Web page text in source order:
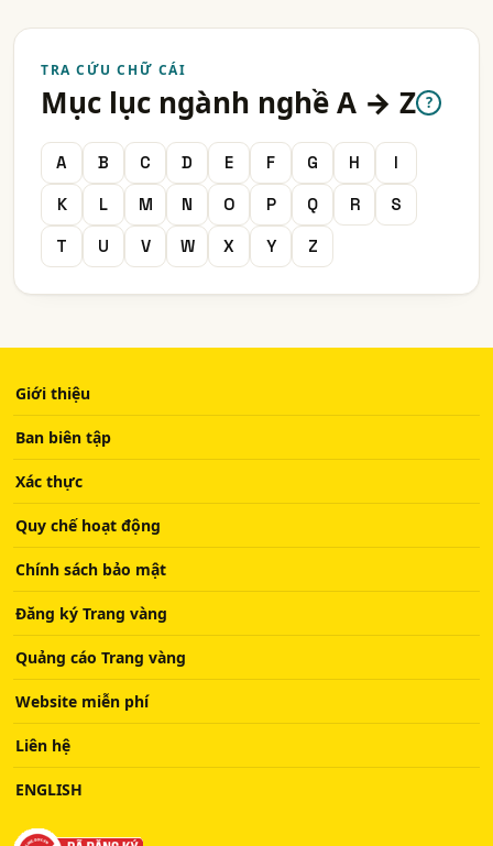
TRA CỨU CHỮ CÁI
Mục lục ngành nghề A → Z ?
A B C D E F G H
I
K
L M N O P Q R
S
T
U V W X Y Z
Giới thiệu
Ban biên tập
Xác thực
Quy chế hoạt động
Chính sách bảo mật
Đăng ký Trang vàng
Quảng cáo Trang vàng
Website miễn phí
Liên hệ
ENGLISH